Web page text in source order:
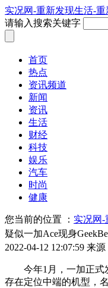
实况网-重新发现生活-
请输入搜索关键字
首页
热点
资讯频道
新闻
资讯
生活
财经
科技
娱乐
汽车
时尚
健康
您当前的位置 ： 实况网-
疑似一加Ace现身
2022-04-12 12:07:59 来源
今年1月，一加正
存在定位中端的机型，